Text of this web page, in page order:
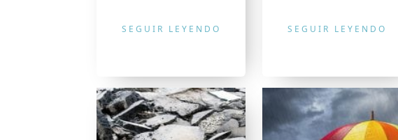
SEGUIR LEYENDO SEGUIR LEYENDO